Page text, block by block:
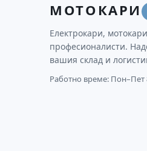
3145 2011
МОТОКАРИ
Електрокари,
професионалисти.
вашия склад и
Работно време: Пон–Пет